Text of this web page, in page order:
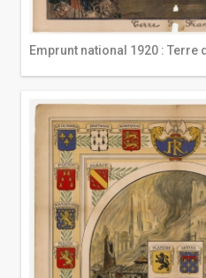
Emprunt national 1920 : Terre